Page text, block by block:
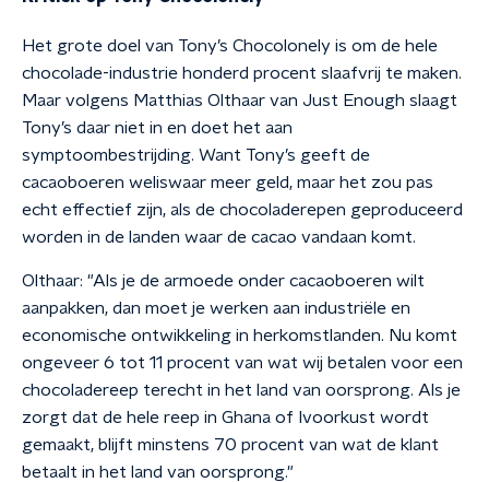
Het grote doel van Tony’s Chocolonely is om de hele
chocolade-industrie honderd procent slaafvrij te maken.
Maar volgens Matthias Olthaar van Just Enough slaagt
Tony’s daar niet in en doet het aan
symptoombestrijding. Want Tony’s geeft de
cacaoboeren weliswaar meer geld, maar het zou pas
echt effectief zijn, als de chocoladerepen geproduceerd
worden in de landen waar de cacao vandaan komt.
Olthaar: "Als je de armoede onder cacaoboeren wilt
aanpakken, dan moet je werken aan industriële en
economische ontwikkeling in herkomstlanden. Nu komt
ongeveer 6 tot 11 procent van wat wij betalen voor een
chocoladereep terecht in het land van oorsprong. Als je
zorgt dat de hele reep in Ghana of Ivoorkust wordt
gemaakt, blijft minstens 70 procent van wat de klant
betaalt in het land van oorsprong."